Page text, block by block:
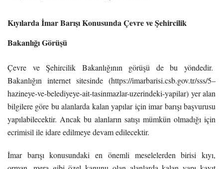
Kıyılarda İmar Barışı Konusunda Çevre ve Şehircilik
Bakanlığı Görüşü
Çevre ve Şehircilik Bakanlığının görüşü de bu yöndedir.
Bakanlığın internet sitesinde (https://imarbarisi.csb.gov.tr/sss/5–
hazineye-ve-belediyeye-ait-tasinmazlar-uzerindeki-yapilar) yer alan
bilgilere göre bu alanlarda kalan yapılar için imar barışı başvurusu
yapılabilecektir. Ancak bu alanların satışı mümkün olmadığı için
ecrimisil ile idare edilmeye devam edilecektir.
İmar barışı konusundaki en önemli meselelerden birisi kıyı,